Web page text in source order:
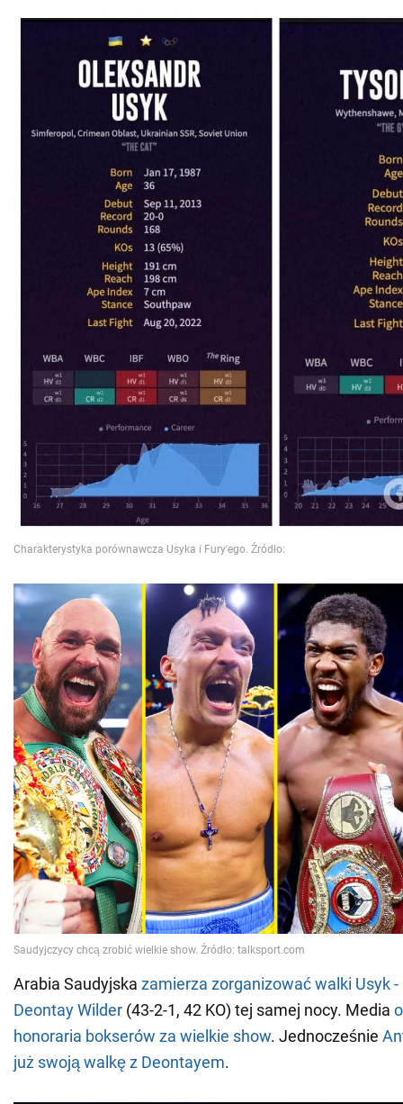
Arabia Saudyjska zamierza zorganizować walki Usyk -
Deontay Wilder (43-2-1, 42 KO) tej samej nocy. Media
honoraria bokserów za wielkie show. Jednocześnie
już swoją walkę z Deontayem.